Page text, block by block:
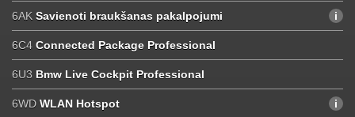
6AK Savienoti braukšanas pakalpojumi
6C4 Connected Package Professional
6U3 Bmw Live Cockpit Professional
6WD WLAN Hotspot